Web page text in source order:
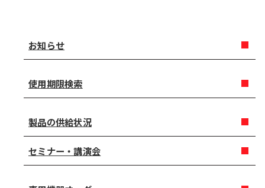
お知らせ
使用期限検索
製品の供給状況
セミナー・講演会